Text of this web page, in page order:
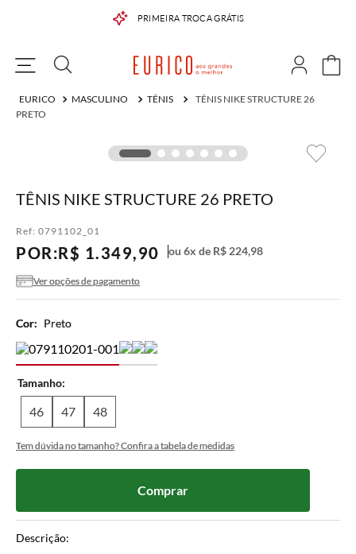
PRIMEIRA TROCA GRÁTIS
MASCULINO TÊNIS
TÊNIS NIKE STRUCTURE 26
PRETO
TÊNIS NIKE STRUCTURE 26 PRETO
Ref: 0791102_01
POR:R$ 1.349,90 ou 6x de R$ 224,98
Ver opções de pagamento
Cor: Preto
Tamanho
46 47 48
Tem dúvida no tamanho? Confira a tabela de medidas
Comprar
Descrição: